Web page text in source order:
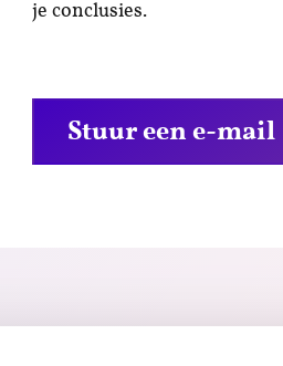
je conclusies.
Stuur een e-mail